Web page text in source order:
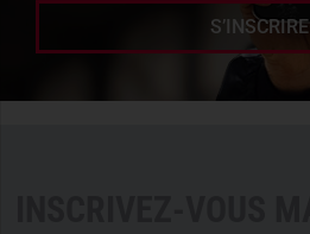
S’INSCRIRE